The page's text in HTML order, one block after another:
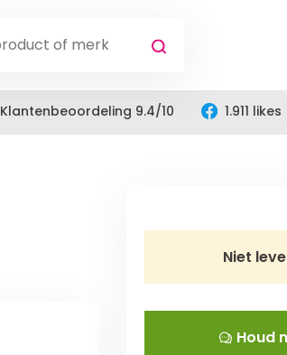
Klantenbeoordeling 9.4/10 1.911 likes
Niet
Houd